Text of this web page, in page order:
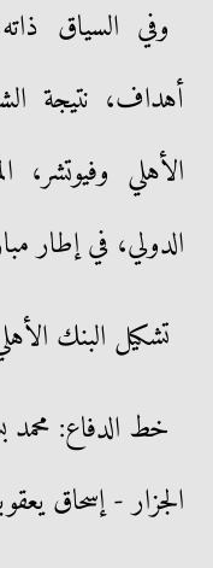
وفي السياق
أهداف، نتيجة
الأهلي وفيوتشر،
الدولي، في إطار
تشكيل البنك
خط الدفاع: محمد
الجزار - إسحاق